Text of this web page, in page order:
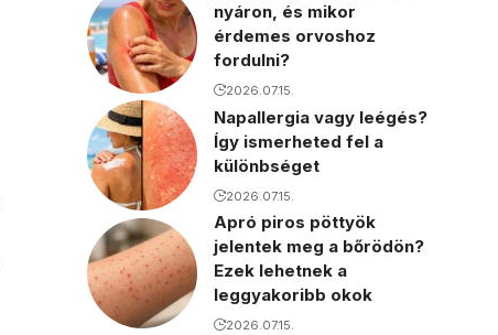
nyáron, és mikor
érdemes orvoshoz
fordulni?
2026.07.15.
Napallergia vagy leégés?
Így ismerheted fel a
különbséget
2026.07.15.
Apró piros pöttyök
jelentek meg a bőrödön?
Ezek lehetnek a
leggyakoribb okok
2026.07.15.